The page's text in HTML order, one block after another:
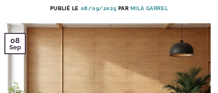
PUBLIÉ LE 08/09/2025 PAR MILA GARREL
08
Sep